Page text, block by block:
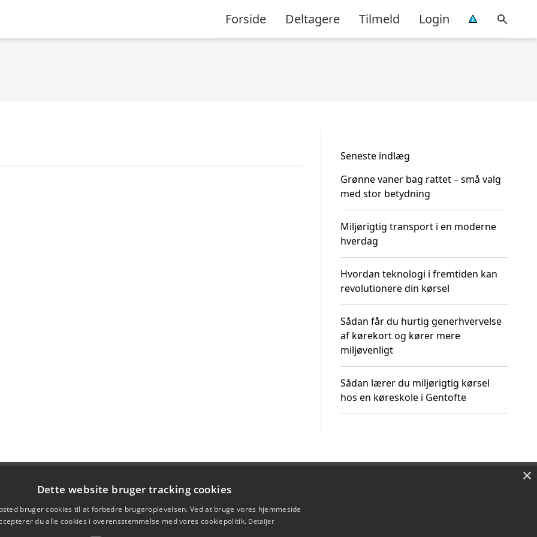
Forside Deltagere Tilmeld Login
Seneste indlæg
Grønne vaner bag rattet – små valg
med stor betydning
Miljørigtig transport i en moderne
hverdag
Hvordan teknologi i fremtiden kan
revolutionere din kørsel
Sådan får du hurtig generhvervelse
af kørekort og kører mere
miljøvenligt
Sådan lærer du miljørigtig kørsel
hos en køreskole i Gentofte
×
Dette website bruger tracking cookies
bruger cookies til at forbedre brugeroplevelsen. Ved at bruge vores hjemmeside
du alle cookies i overensstemmelse med vores cookiepolitik. Detaljer